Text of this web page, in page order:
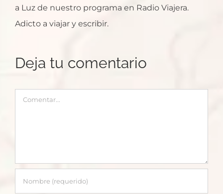
a Luz de nuestro programa en Radio Viajera.
Adicto a viajar y escribir.
Deja tu comentario
Comentar